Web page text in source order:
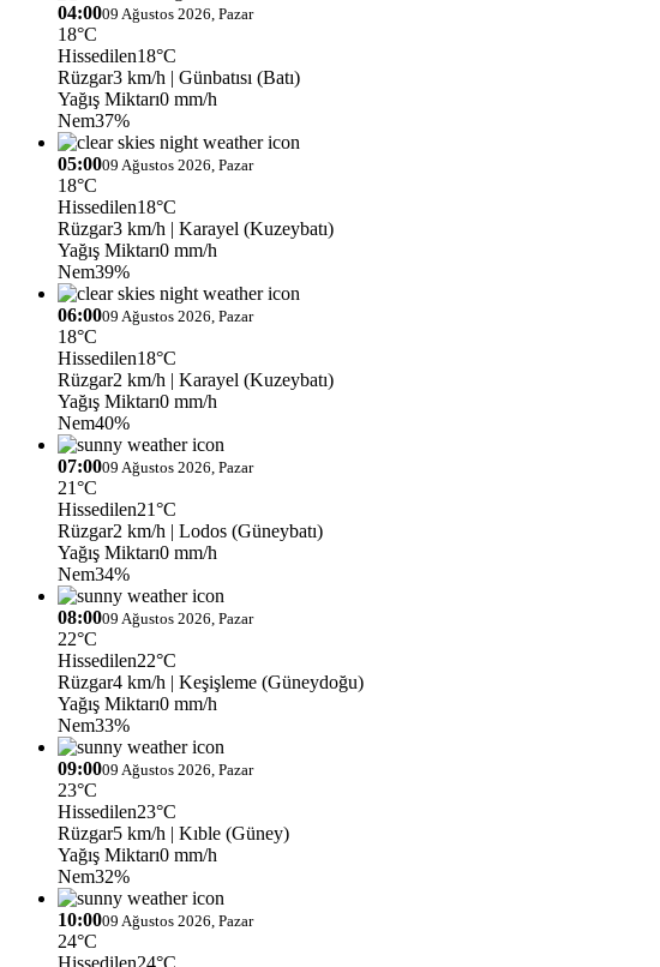
04:0009 Ağustos 2026, Pazar
18°C
Hissedilen18°C
Rüzgar3 km/h | Günbatısı (Batı)
Yağış Miktarı0 mm/h
Nem37%
05:0009 Ağustos 2026, Pazar
18°C
Hissedilen18°C
Rüzgar3 km/h | Karayel (Kuzeybatı)
Yağış Miktarı0 mm/h
Nem39%
06:0009 Ağustos 2026, Pazar
18°C
Hissedilen18°C
Rüzgar2 km/h | Karayel (Kuzeybatı)
Yağış Miktarı0 mm/h
Nem40%
07:0009 Ağustos 2026, Pazar
21°C
Hissedilen21°C
Rüzgar2 km/h | Lodos (Güneybatı)
Yağış Miktarı0 mm/h
Nem34%
08:0009 Ağustos 2026, Pazar
22°C
Hissedilen22°C
Rüzgar4 km/h | Keşişleme (Güneydoğu)
Yağış Miktarı0 mm/h
Nem33%
09:0009 Ağustos 2026, Pazar
23°C
Hissedilen23°C
Rüzgar5 km/h | Kıble (Güney)
Yağış Miktarı0 mm/h
Nem32%
10:0009 Ağustos 2026, Pazar
24°C
Hissedilen24°C